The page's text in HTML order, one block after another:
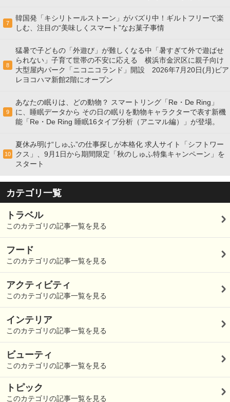
7
韓国発「キシリトールストーン」がバズり中！ギルトフリーで楽
しむ、注目の“美味しくスマート”なお菓子事情
8
猛暑で子どもの「外遊び」が難しくなる中「暑すぎて外で遊ばせ
られない」子育て世帯の不安に応える 横浜市金沢区に親子向け
大型屋内パーク「ニコニコランド」開設 2026年7月20日(月)ビア
レヨコハマ新館2階にオープン
9
あなたの眠りは、どの動物？ スマートリング「Re・De Ring」
に、睡眠データから その日の眠りを動物キャラクターで表す新機
能「Re・De Ring 睡眠16タイプ分析（アニマル編）」が登場。
10
夏休み明け“しゅふ”の仕事探しが本格化 求人サイト「シフトワー
クス」、9月1日から期間限定「秋のしゅふ特集キャンペーン」を
スタート
カテゴリ一覧
トラベル
このカテゴリの記事一覧を見る
フード
このカテゴリの記事一覧を見る
アクティビティ
このカテゴリの記事一覧を見る
インテリア
このカテゴリの記事一覧を見る
ビューティ
このカテゴリの記事一覧を見る
トピック
このカテゴリの記事一覧を見る